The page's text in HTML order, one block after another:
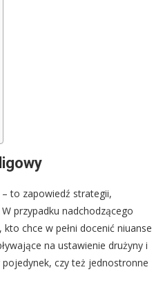
to zapowiedź strategii,
przypadku nadchodzącego
chce w pełni docenić niuanse
na ustawienie drużyny i
czy też jednostronne